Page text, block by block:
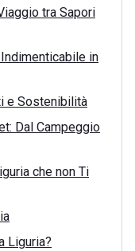
tra Sapori
in
e Sostenibilità
Dal Campeggio
che non Ti
Liguria?